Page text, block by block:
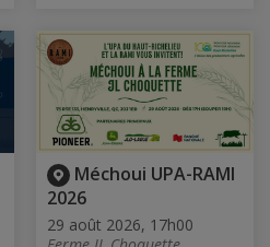
Méchoui UPA-RAMI
2026
29 août 2026, 17h00